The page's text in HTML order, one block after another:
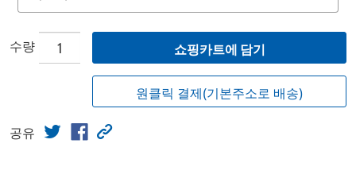
수량 쇼핑카트에 담기
원클릭 결제(기본주소로 배송)
공유